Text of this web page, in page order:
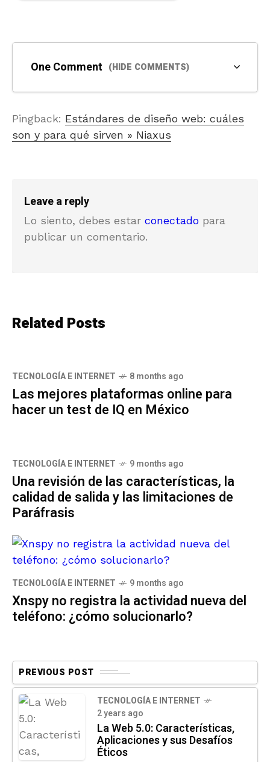
One Comment (HIDE COMMENTS)
Pingback: Estándares de diseño web: cuáles
son y para qué sirven » Niaxus
Leave a reply
Lo siento, debes estar conectado para
publicar un comentario.
Related Posts
TECNOLOGÍA E INTERNET 8 months ago
Las mejores plataformas online para
hacer un test de IQ en México
TECNOLOGÍA E INTERNET 9 months ago
Una revisión de las características, la
calidad de salida y las limitaciones de
Paráfrasis
TECNOLOGÍA E INTERNET 9 months ago
Xnspy no registra la actividad nueva del
teléfono: ¿cómo solucionarlo?
PREVIOUS POST
TECNOLOGÍA E INTERNET
2 years ago
La Web 5.0: Características,
Aplicaciones y sus Desafíos
Éticos